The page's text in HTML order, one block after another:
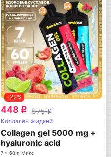
-22%
448 q 575q
Коллаген жидкий
Collagen gel 5000 mg +
hyaluronic acid
7 x 60 г, Микс